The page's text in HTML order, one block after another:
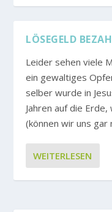
LÖSEGELD
Leider sehen viele
ein gewaltiges
selber wurde in
Jahren auf die
(können wir uns gar
WEITERLESEN